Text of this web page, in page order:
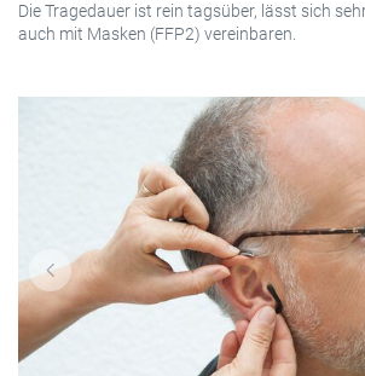
Die Tragedauer ist rein tagsüber, lässt sich
auch mit Masken (FFP2) vereinbaren.